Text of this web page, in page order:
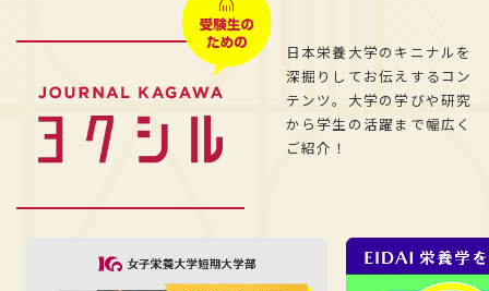
日本栄養大学のキニナルを
深掘りしてお伝えするコン
テンツ。大学の学びや研究
から学生の活躍まで幅広く
ご紹介！